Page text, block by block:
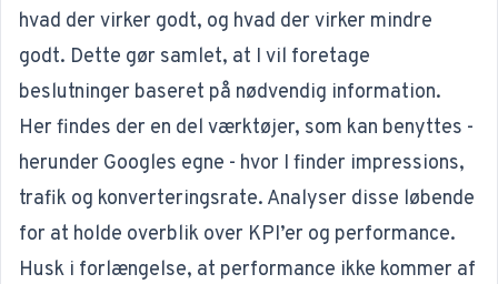
hvad der virker godt, og hvad der virker mindre
godt. Dette gør samlet, at I vil foretage
beslutninger baseret på nødvendig information.
Her findes der en del værktøjer, som kan benyttes -
herunder Googles egne - hvor I finder impressions,
trafik og konverteringsrate. Analyser disse løbende
for at holde overblik over KPI’er og performance.
Husk i forlængelse, at performance ikke kommer af